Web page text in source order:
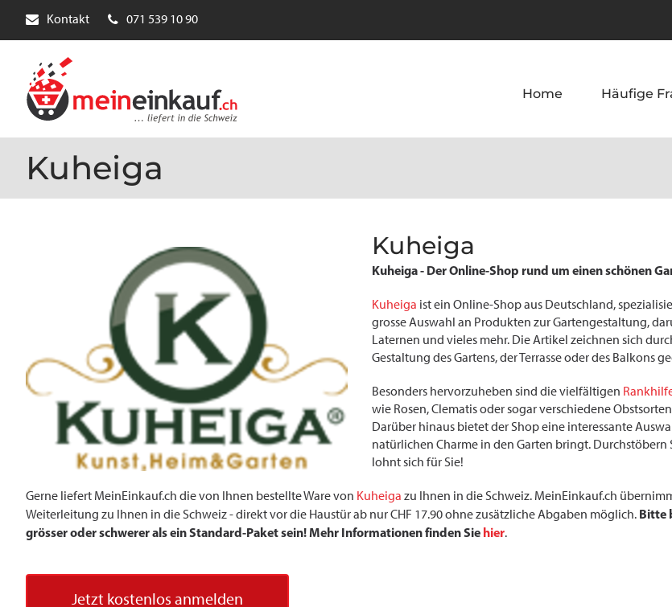
Kontakt 071 539 10 90
Home Häufige
Kuheiga
Kuheiga
Kuheiga - Der Online-Shop rund um einen schönen
Kuheiga ist ein Online-Shop aus Deutschland,
grosse Auswahl an Produkten zur Gartengestaltung,
Laternen und vieles mehr. Die Artikel zeichnen sich
Gestaltung des Gartens, der Terrasse oder des Balkons
Besonders hervorzuheben sind die vielfältigen
wie Rosen, Clematis oder sogar verschiedene
Darüber hinaus bietet der Shop eine interessante
natürlichen Charme in den Garten bringt.
lohnt sich für Sie!
Gerne liefert MeinEinkauf.ch die von Ihnen bestellte Ware von Kuheiga zu Ihnen in die Schweiz. MeinEinkauf.ch
Weiterleitung zu Ihnen in die Schweiz - direkt vor die Haustür ab nur CHF 17.90 ohne zusätzliche Abgaben möglich. Bitte
grösser oder schwerer als ein Standard-Paket sein! Mehr Informationen finden Sie hier.
Jetzt kostenlos anmelden